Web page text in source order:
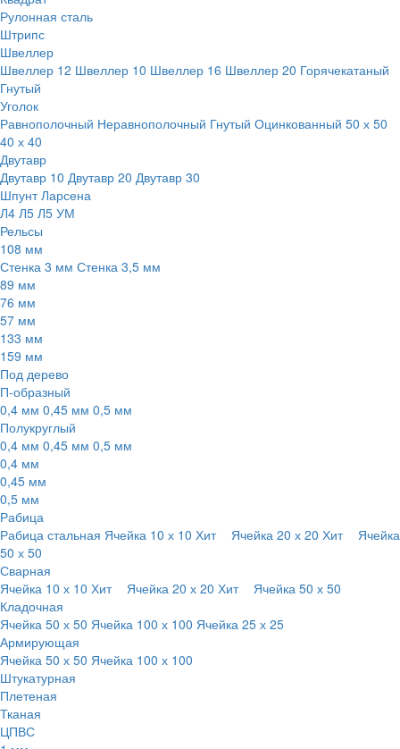
Рулонная сталь
Штрипс
Швеллер
Швеллер 12 Швеллер 10 Швеллер 16 Швеллер 20 Горячекатаный
Гнутый
Уголок
Равнополочный Неравнополочный Гнутый Оцинкованный 50 х 50
40 х 40
Двутавр
Двутавр 10 Двутавр 20 Двутавр 30
Шпунт Ларсена
Л4 Л5 Л5 УМ
Рельсы
108 мм
Стенка 3 мм Стенка 3,5 мм
89 мм
76 мм
57 мм
133 мм
159 мм
Под дерево
П-образный
0,4 мм 0,45 мм 0,5 мм
Полукруглый
0,4 мм 0,45 мм 0,5 мм
0,4 мм
0,45 мм
0,5 мм
Рабица
Рабица стальная Ячейка 10 х 10 Хит Ячейка 20 х 20 Хит
Ячейка
50 х 50
Сварная
Ячейка 10 х 10 Хит Ячейка 20 х 20 Хит
Ячейка 50 х 50
Кладочная
Ячейка 50 х 50 Ячейка 100 х 100 Ячейка 25 х 25
Армирующая
Ячейка 50 х 50 Ячейка 100 х 100
Штукатурная
Плетеная
Тканая
ЦПВС